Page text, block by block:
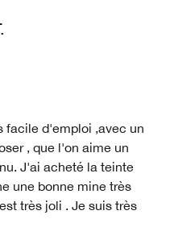
facile d'emploi ,avec un
, que l'on aime un
J'ai acheté la teinte
une bonne mine très
très joli . Je suis très